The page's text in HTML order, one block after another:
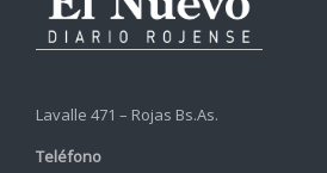
Lavalle 471 – Rojas Bs.As.
Teléfono